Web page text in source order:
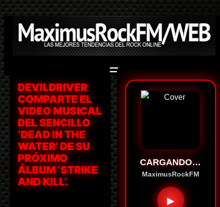
Saltar
contenido
DEVILDRIVER
COMPARTE EL
VIDEO MUSICAL
DEL SENCILLO
‘DEAD IN THE
WATER’ DE SU
PRÓXIMO
ÁLBUM ‘STRIKE
AND KILL’.
CARGANDO…
MaximusRockFM
▶